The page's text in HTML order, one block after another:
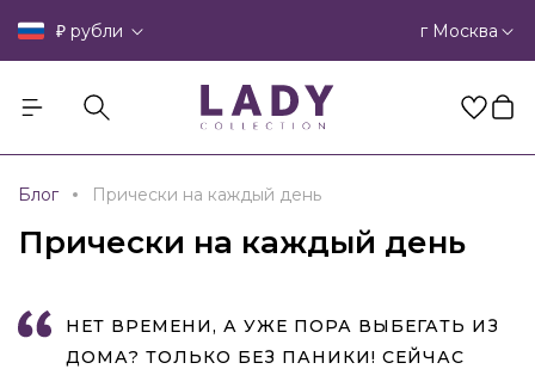
₽ рубли г Москва
Блог Прически на каждый день
Прически на каждый день
НЕТ ВРЕМЕНИ, А УЖЕ ПОРА ВЫБЕГАТЬ ИЗ
ДОМА? ТОЛЬКО БЕЗ ПАНИКИ! СЕЙЧАС